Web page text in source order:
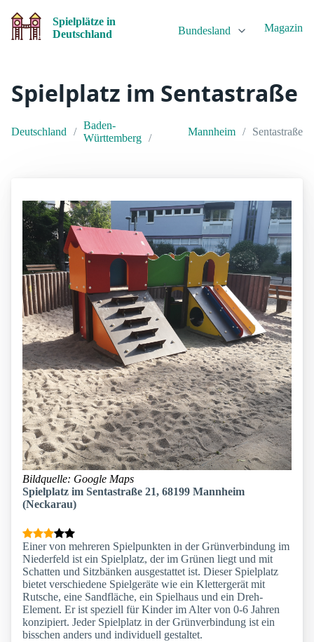
Spielplätze in
Deutschland
Bundesland Magazin
Spielplatz im Sentastraße
Deutschland
Baden-
Württemberg
Mannheim Sentastraße
Bildquelle: Google Maps
Spielplatz im Sentastraße 21, 68199 Mannheim
(Neckarau)
Einer von mehreren Spielpunkten in der Grünverbindung im
Niederfeld ist ein Spielplatz, der im Grünen liegt und mit
Schatten und Sitzbänken ausgestattet ist. Dieser Spielplatz
bietet verschiedene Spielgeräte wie ein Klettergerät mit
Rutsche, eine Sandfläche, ein Spielhaus und ein Dreh-
Element. Er ist speziell für Kinder im Alter von 0-6 Jahren
konzipiert. Jeder Spielplatz in der Grünverbindung ist ein
bisschen anders und individuell gestaltet.